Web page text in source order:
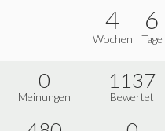
4
Wochen
6
Tage
0
Meinungen
1137
Bewertet